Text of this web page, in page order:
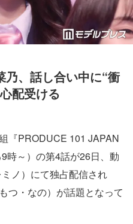
乃、話し合い中に“衝
配受ける
『PRODUCE 101 JAPAN
時～）の第4話が26日、動
ノ）にて独占配信され
もつ・なの）が話題となって